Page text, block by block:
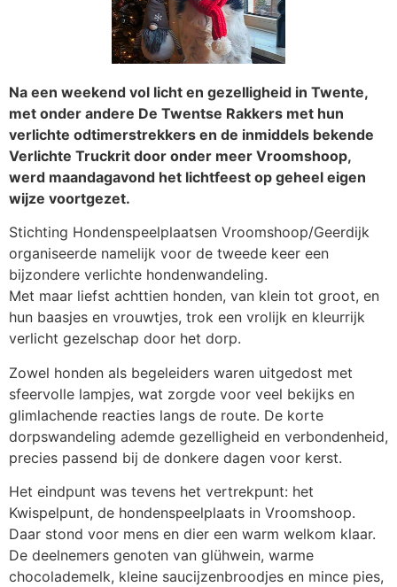
Na een weekend vol licht en gezelligheid in Twente,
met onder andere De Twentse Rakkers met hun
verlichte odtimerstrekkers en de inmiddels bekende
Verlichte Truckrit door onder meer Vroomshoop,
werd maandagavond het lichtfeest op geheel eigen
wijze voortgezet.
Stichting Hondenspeelplaatsen Vroomshoop/Geerdijk
organiseerde namelijk voor de tweede keer een
bijzondere verlichte hondenwandeling.
Met maar liefst achttien honden, van klein tot groot, en
hun baasjes en vrouwtjes, trok een vrolijk en kleurrijk
verlicht gezelschap door het dorp.
Zowel honden als begeleiders waren uitgedost met
sfeervolle lampjes, wat zorgde voor veel bekijks en
glimlachende reacties langs de route. De korte
dorpswandeling ademde gezelligheid en verbondenheid,
precies passend bij de donkere dagen voor kerst.
Het eindpunt was tevens het vertrekpunt: het
Kwispelpunt, de hondenspeelplaats in Vroomshoop.
Daar stond voor mens en dier een warm welkom klaar.
De deelnemers genoten van glühwein, warme
chocolademelk, kleine saucijzenbroodjes en mince pies,